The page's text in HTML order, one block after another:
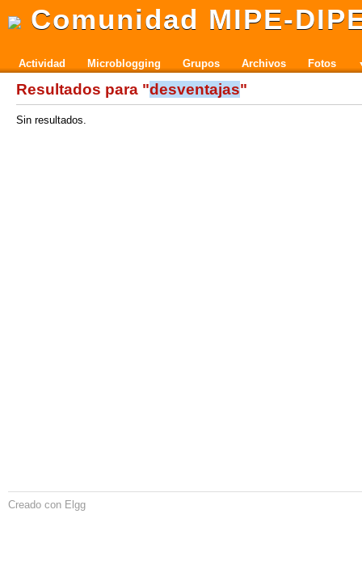
Comunidad MIPE-
Actividad Microblogging Grupos Archivos Fotos
Resultados para "desventajas"
Sin resultados.
Creado con Elgg